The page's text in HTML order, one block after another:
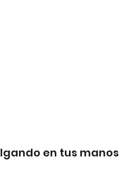
en tus manos